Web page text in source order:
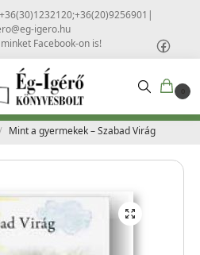
|
igero.hu
Facebook-on is!
0
/ Mint a gyermekek – Szabad Virág